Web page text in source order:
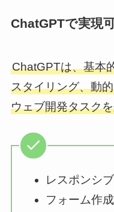
ChatGPTで実現
ChatGPTは、基本
スタイリング、動
ウェブ開発タスク
レスポンシ
フォーム作